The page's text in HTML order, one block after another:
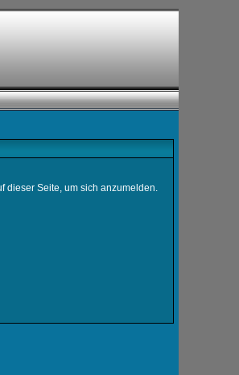
dieser Seite, um sich anzumelden.